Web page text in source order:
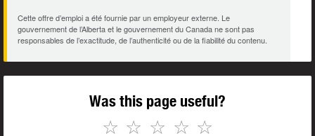
Cette offre d’emploi a été fournie par un employeur externe. Le
gouvernement de l’Alberta et le gouvernement du Canada ne sont pas
responsables de l’exactitude, de l’authenticité ou de la fiabilité du contenu.
Was this page useful?
☆
☆
☆
☆
☆